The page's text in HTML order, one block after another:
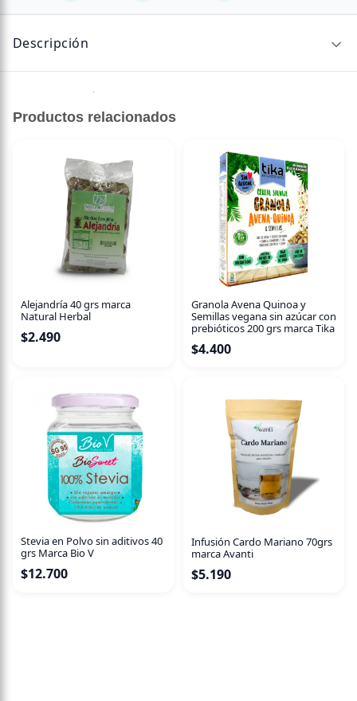
Descripción
Sin descripción disponible.
Productos relacionados
Alejandría 40 grs marca
Natural Herbal
$2.490
Granola Avena Quinoa y
Semillas vegana sin azúcar con
prebióticos 200 grs marca Tika
$4.400
Stevia en Polvo sin aditivos 40
grs Marca Bio V
$12.700
Infusión Cardo Mariano 70grs
marca Avanti
$5.190